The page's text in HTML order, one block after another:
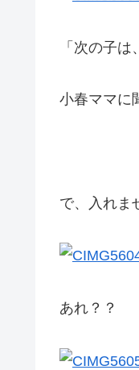
「次の子
小春ママに
で、入れま
あれ？？